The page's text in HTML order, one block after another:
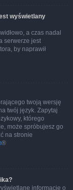
wyświetlany
a czas nadal
serwerze jest
by naprawił
twoją wersję
twój język. Zapytaj
którego
może spróbujesz go
na stronie
®
informacje o